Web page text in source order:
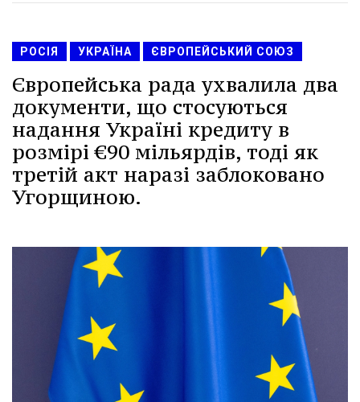
РОСІЯ УКРАЇНА ЄВРОПЕЙСЬКИЙ СОЮЗ
Європейська рада ухвалила два
документи, що стосуються
надання Україні кредиту в
розмірі €90 мільярдів, тоді як
третій акт наразі заблоковано
Угорщиною.